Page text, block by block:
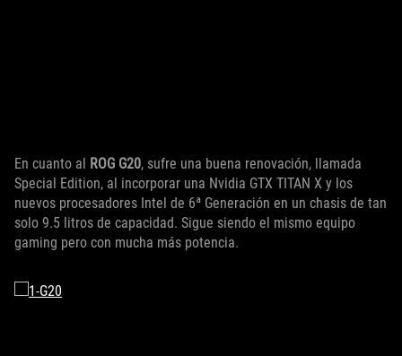
En cuanto al ROG G20, sufre una buena renovación, llamada
Special Edition, al incorporar una Nvidia GTX TITAN X y los
nuevos procesadores Intel de 6ª Generación en un chasis de tan
solo 9.5 litros de capacidad. Sigue siendo el mismo equipo
gaming pero con mucha más potencia.